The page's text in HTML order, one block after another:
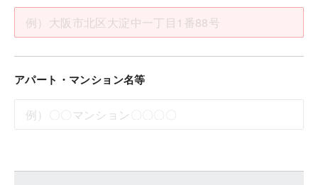
アパート・マンション名等